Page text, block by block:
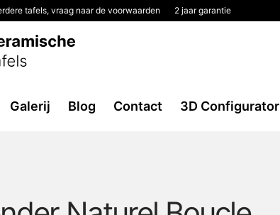
tafels, vraag naar de voorwaarden 2 jaar garantie
Galerij Blog Contact 3D Configurator